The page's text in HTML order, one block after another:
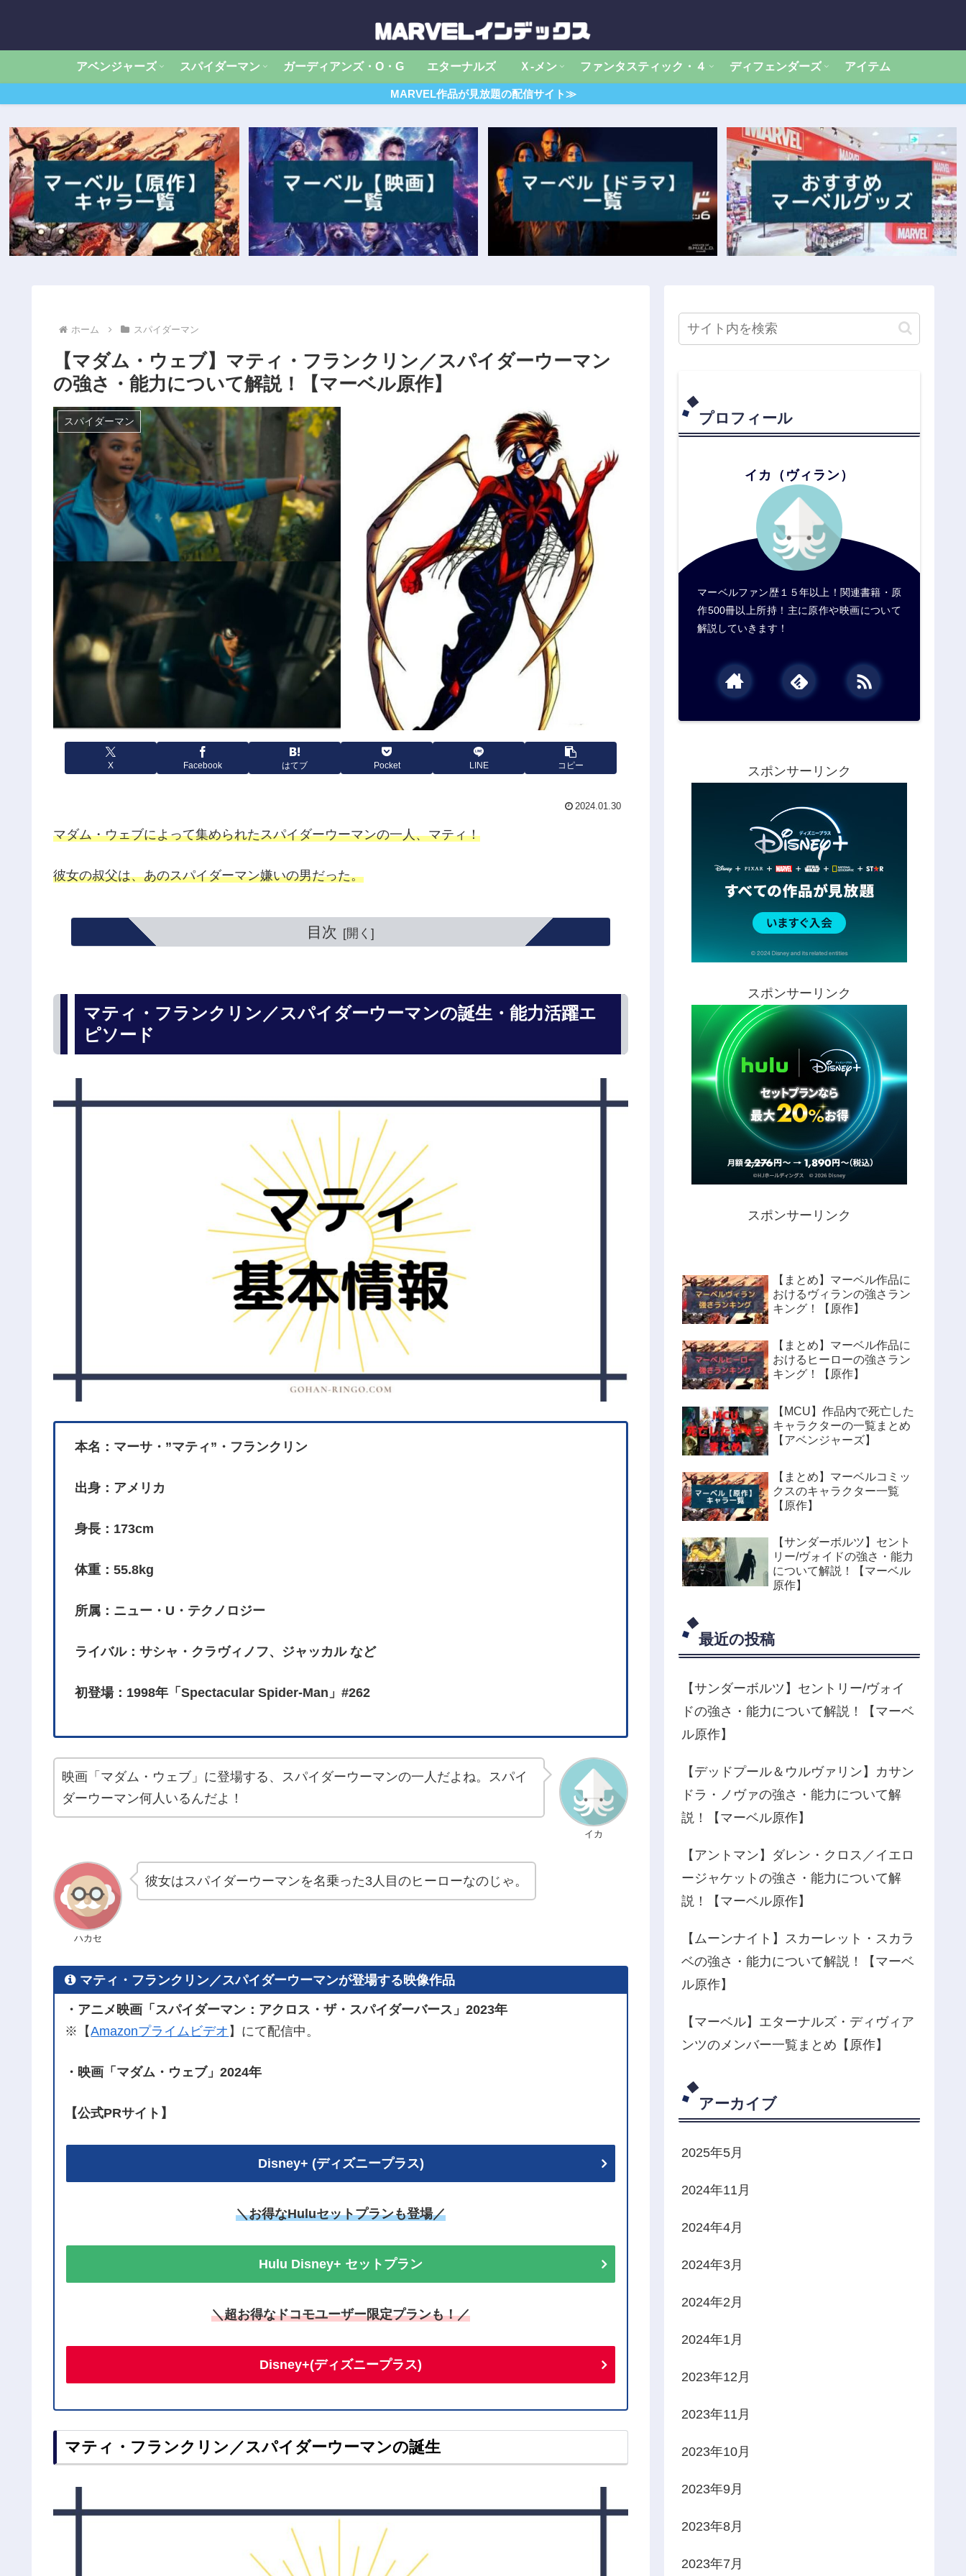
アベンジャーズ スパイダーマン ガーディアンズ・O・G エターナルズ Ｘ‐メン ファンタスティック・４ ディフェンダーズ アイテム
MARVEL作品が見放題の配信サイト≫
ホーム スパイダーマン
【マダム・ウェブ】マティ・フランクリン／スパイダーウーマン
の強さ・能力について解説！【マーベル原作】
スパイダーマン
X Facebook はてブ Pocket LINE コピー
2024.01.30
マダム・ウェブによって集められたスパイダーウーマンの一人、マティ！
彼女の叔父は、あのスパイダーマン嫌いの男だった。
目次
マティ・フランクリン／スパイダーウーマンの誕生・能力活躍エ
ピソード
本名：マーサ・”マティ”・フランクリン
出身：アメリカ
身長：173cm
体重：55.8kg
所属：ニュー・U・テクノロジー
ライバル：サシャ・クラヴィノフ、ジャッカル など
初登場：1998年「Spectacular Spider-Man」#262
イカ
映画「マダム・ウェブ」に登場する、スパイダーウーマンの一人だよね。スパイ
ダーウーマン何人いるんだよ！
ハカセ
彼女はスパイダーウーマンを名乗った3人目のヒーローなのじゃ。
マティ・フランクリン／スパイダーウーマンが登場する映像作品
・アニメ映画「スパイダーマン：アクロス・ザ・スパイダーバース」2023年
※【Amazonプライムビデオ 】にて配信中。
・映画「マダム・ウェブ」2024年
【公式PRサイト】
Disney+ (ディズニープラス)
＼お得なHuluセットプランも登場／
Hulu Disney+ セットプラン
＼超お得なドコモユーザー限定プランも！／
Disney+(ディズニープラス)
マティ・フランクリン／スパイダーウーマンの誕生
プロフィール
イカ（ヴィラン）
マーベルファン歴１５年以上！関連書籍・原
作500冊以上所持！主に原作や映画について
解説していきます！
スポンサーリンク
スポンサーリンク
スポンサーリンク
【まとめ】マーベル作品に
おけるヴィランの強さラン
キング！【原作】
【まとめ】マーベル作品に
おけるヒーローの強さラン
キング！【原作】
【MCU】作品内で死亡した
キャラクターの一覧まとめ
【アベンジャーズ】
【まとめ】マーベルコミッ
クスのキャラクター一覧
【原作】
【サンダーボルツ】セント
リー/ヴォイドの強さ・能力
について解説！【マーベル
原作】
最近の投稿
【サンダーボルツ】セントリー/ヴォイ
ドの強さ・能力について解説！【マーベ
ル原作】
【デッドプール＆ウルヴァリン】カサン
ドラ・ノヴァの強さ・能力について解
説！【マーベル原作】
【アントマン】ダレン・クロス／イエロ
ージャケットの強さ・能力について解
説！【マーベル原作】
【ムーンナイト】スカーレット・スカラ
ベの強さ・能力について解説！【マーベ
ル原作】
【マーベル】エターナルズ・ディヴィア
ンツのメンバー一覧まとめ【原作】
アーカイブ
2025年5月
2024年11月
2024年4月
2024年3月
2024年2月
2024年1月
2023年12月
2023年11月
2023年10月
2023年9月
2023年8月
2023年7月